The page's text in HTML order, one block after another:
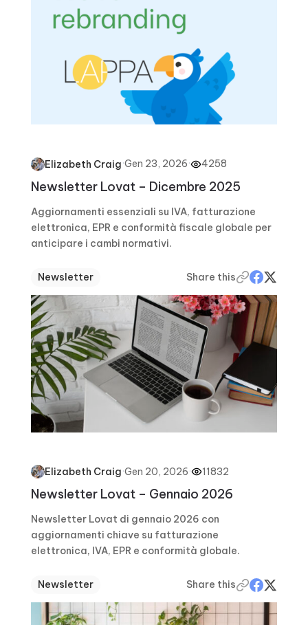
Elizabeth Craig·Gen 23, 2026· 4258
Newsletter Lovat – Dicembre 2025
Aggiornamenti essenziali su IVA, fatturazione
elettronica, EPR e conformità fiscale globale per
anticipare i cambi normativi.
Newsletter Share this
Elizabeth Craig·Gen 20, 2026· 11832
Newsletter Lovat – Gennaio 2026
Newsletter Lovat di gennaio 2026 con
aggiornamenti chiave su fatturazione
elettronica, IVA, EPR e conformità globale.
Newsletter Share this